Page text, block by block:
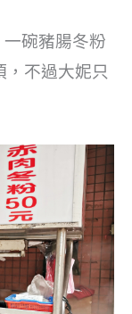
碗豬腸冬粉
，不過大妮只